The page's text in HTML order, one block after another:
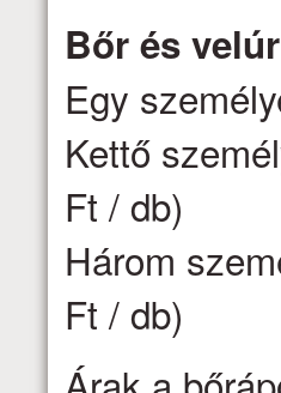
Bőr és
Egy
Kettő
Ft / db)
Három
Ft / db)